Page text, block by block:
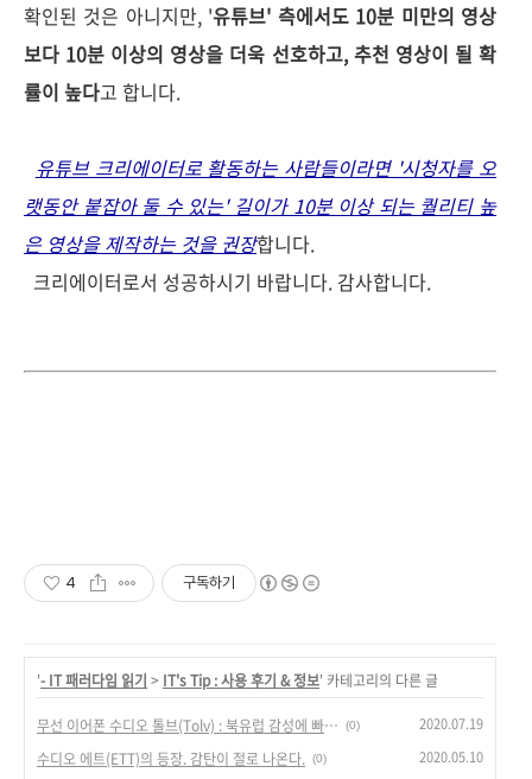
확인된 것은 아니지만, '유튜브' 측에서도 10분 미만의 영상
보다 10분 이상의 영상을 더욱 선호하고, 추천 영상이 될 확
률이 높다고 합니다.
유튜브 크리에이터로 활동하는 사람들이라면 '시청자를 오
랫동안 붙잡아 둘 수 있는' 길이가 10분 이상 되는 퀄리티 높
은 영상을 제작하는 것을 권장합니다.
크리에이터로서 성공하시기 바랍니다. 감사합니다.
4 구독하기
'- IT 패러다임 읽기 > IT's Tip : 사용 후기 & 정보' 카테고리의 다른 글
무선 이어폰 수디오 톨브(Tolv) : 북유럽 감성에 빠진 가성비 이어폰 (0) 2020.07.19
수디오 에트(ETT)의 등장. 감탄이 절로 나온다. (0) 2020.05.10